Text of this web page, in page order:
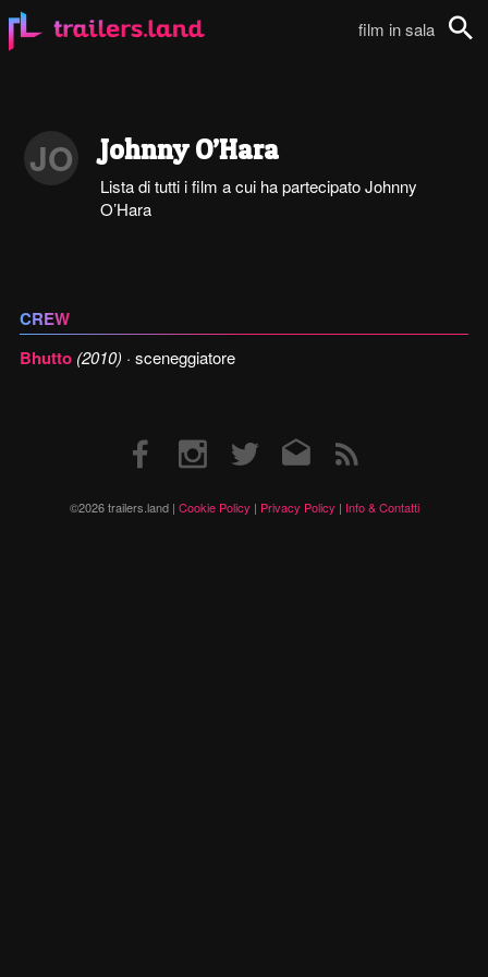
film in sala
JO Johnny O’Hara
Lista di tutti i film a cui ha partecipato Johnny
O’Hara
CREW
Bhutto (2010) · sceneggiatore
©2026 trailers.land | Cookie Policy | Privacy Policy | Info & Contatti